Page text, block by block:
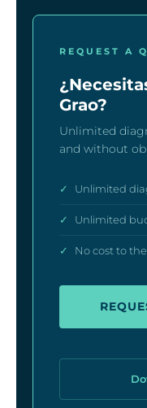
REQUEST A
Grao?
Unlimited
and without
✓ Unlimited
✓ Unlimited
✓ No cost to